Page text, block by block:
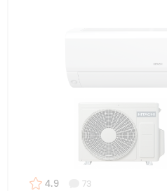
4.9 73